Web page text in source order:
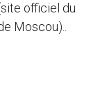
officiel du
Moscou)..